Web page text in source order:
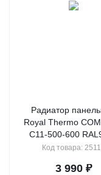
Радиатор
Royal Thermo
C11-500-600
Код товара:
3 990₽